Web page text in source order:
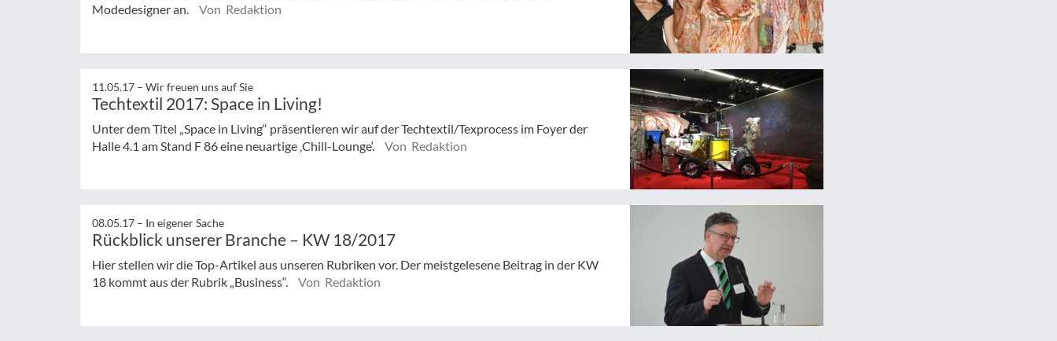
Modedesigner an.
Von Redaktion
11.05.17 – Wir freuen uns auf Sie
Techtextil 2017: Space in Living!
Unter dem Titel „Space in Living“ präsentieren wir auf der Techtextil/Texprocess im Foyer der
Halle 4.1 am Stand F 86 eine neuartige ‚Chill-Lounge‘.
Von Redaktion
08.05.17 – In eigener Sache
Rückblick unserer Branche – KW 18/2017
Hier stellen wir die Top-Artikel aus unseren Rubriken vor. Der meistgelesene Beitrag in der KW
18 kommt aus der Rubrik „Business“.
Von Redaktion